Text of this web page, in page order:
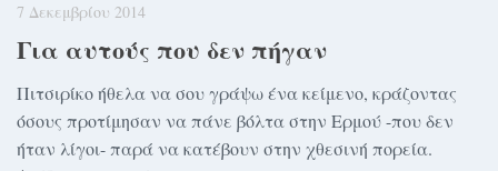
7 Δεκεμβρίου 2014
Για αυτούς που δεν πήγαν
Πιτσιρίκο ήθελα να σου γράψω ένα κείμενο, κράζοντας
όσους προτίμησαν να πάνε βόλτα στην Ερμού -που δεν
ήταν λίγοι- παρά να κατέβουν στην χθεσινή πορεία.